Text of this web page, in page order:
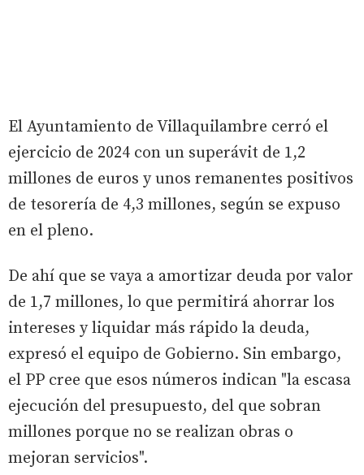
El Ayuntamiento de Villaquilambre cerró el
ejercicio de 2024 con un superávit de 1,2
millones de euros y unos remanentes positivos
de tesorería de 4,3 millones, según se expuso
en el pleno.
De ahí que se vaya a amortizar deuda por valor
de 1,7 millones, lo que permitirá ahorrar los
intereses y liquidar más rápido la deuda,
expresó el equipo de Gobierno. Sin embargo,
el PP cree que esos números indican "la escasa
ejecución del presupuesto, del que sobran
millones porque no se realizan obras o
mejoran servicios".